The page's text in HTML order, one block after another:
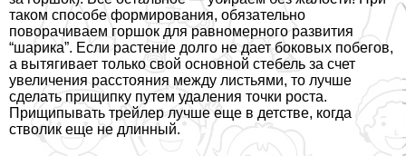
таком способе формирования, обязательно
поворачиваем горшок для равномерного развития
“шарика”. Если растение долго не дает боковых побегов,
а вытягивает только свой основной стебель за счет
увеличения расстояния между листьями, то лучше
сделать прищипку путем удаления точки роста.
Прищипывать трейлер лучше еще в детстве, когда
стволик еще не длинный.